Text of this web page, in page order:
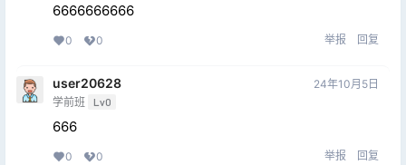
6666666666
0 0 举报 回复
user20628
学前班 Lv0
24年10月5日
666
0 0 举报 回复